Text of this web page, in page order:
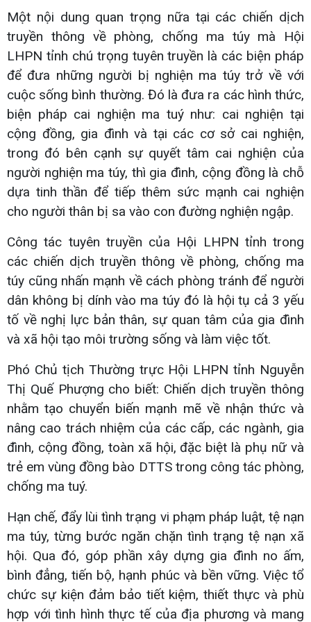
Một nội dung quan trọng nữa tại các chiến dịch
truyền thông về phòng, chống ma túy mà Hội
LHPN tỉnh chú trọng tuyên truyền là các biện pháp
để đưa những người bị nghiện ma túy trở về với
cuộc sống bình thường. Đó là đưa ra các hình thức,
biện pháp cai nghiện ma tuý như: cai nghiện tại
cộng đồng, gia đình và tại các cơ sở cai nghiện,
trong đó bên cạnh sự quyết tâm cai nghiện của
người nghiện ma túy, thì gia đình, cộng đồng là chỗ
dựa tinh thần để tiếp thêm sức mạnh cai nghiện
cho người thân bị sa vào con đường nghiện ngập.
Công tác tuyên truyền của Hội LHPN tỉnh trong
các chiến dịch truyền thông về phòng, chống ma
túy cũng nhấn mạnh về cách phòng tránh để người
dân không bị dính vào ma túy đó là hội tụ cả 3 yếu
tố về nghị lực bản thân, sự quan tâm của gia đình
và xã hội tạo môi trường sống và làm việc tốt.
Phó Chủ tịch Thường trực Hội LHPN tỉnh Nguyễn
Thị Quế Phượng cho biết: Chiến dịch truyền thông
nhằm tạo chuyển biến mạnh mẽ về nhận thức và
nâng cao trách nhiệm của các cấp, các ngành, gia
đình, cộng đồng, toàn xã hội, đặc biệt là phụ nữ và
trẻ em vùng đồng bào DTTS trong công tác phòng,
chống ma tuý.
Hạn chế, đẩy lùi tình trạng vi phạm pháp luật, tệ nạn
ma túy, từng bước ngăn chặn tình trạng tệ nạn xã
hội. Qua đó, góp phần xây dựng gia đình no ấm,
bình đẳng, tiến bộ, hạnh phúc và bền vững. Việc tổ
chức sự kiện đảm bảo tiết kiệm, thiết thực và phù
hợp với tình hình thực tế của địa phương và mang